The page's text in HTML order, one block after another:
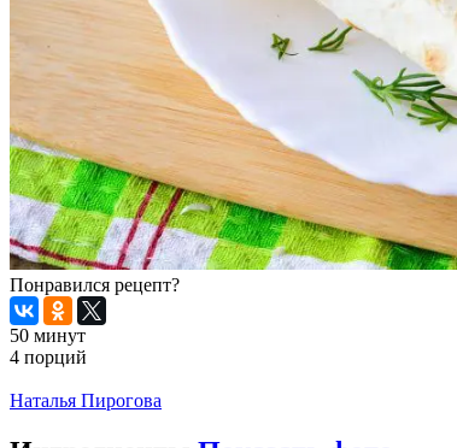
Понравился рецепт?
50 минут
4 порций
Наталья Пирогова